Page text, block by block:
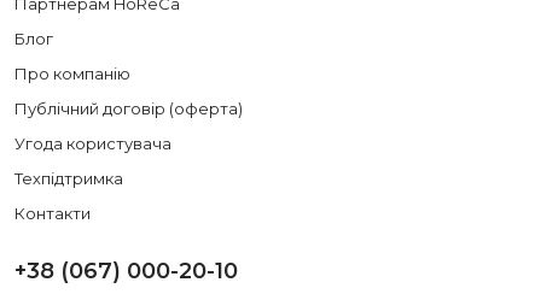
Блог
Про компанію
Публічний договір (оферта)
Угода користувача
Техпідтримка
Контакти
+38 (067) 000-20-10